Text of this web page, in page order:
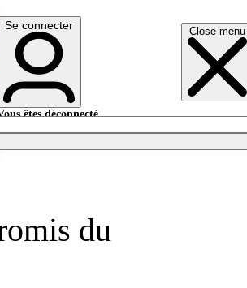
Close menu
English
Deutsch
Se connecter
êtes déconnecté.
du